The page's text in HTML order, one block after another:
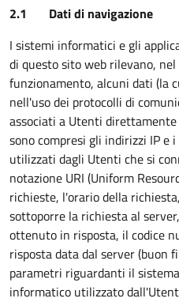
2.1 Dati di navigazione
I sistemi informatici e gli
di questo sito web rilevano,
funzionamento, alcuni dati (la
nell'uso dei protocolli di
associati a Utenti
sono compresi gli indirizzi IP e
utilizzati dagli Utenti che si
notazione URI (Uniform
richieste, l'orario della
sottoporre la richiesta al
ottenuto in risposta, il codice
risposta data dal server (buon
parametri riguardanti il
informatico utilizzato